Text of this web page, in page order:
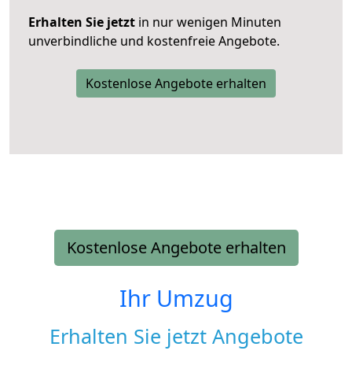
Erhalten Sie jetzt in nur wenigen Minuten
unverbindliche und kostenfreie Angebote.
Kostenlose Angebote erhalten
Kostenlose Angebote erhalten
Ihr Umzug
Erhalten Sie jetzt Angebote